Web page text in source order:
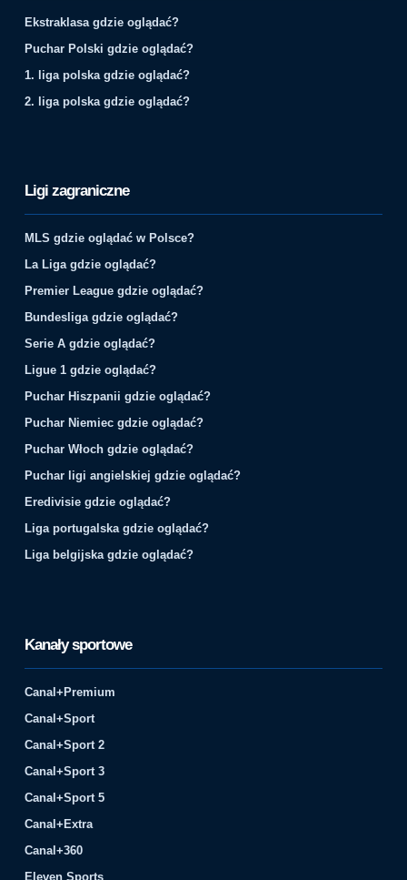
Ekstraklasa gdzie oglądać?
Puchar Polski gdzie oglądać?
1. liga polska gdzie oglądać?
2. liga polska gdzie oglądać?
Ligi zagraniczne
MLS gdzie oglądać w Polsce?
La Liga gdzie oglądać?
Premier League gdzie oglądać?
Bundesliga gdzie oglądać?
Serie A gdzie oglądać?
Ligue 1 gdzie oglądać?
Puchar Hiszpanii gdzie oglądać?
Puchar Niemiec gdzie oglądać?
Puchar Włoch gdzie oglądać?
Puchar ligi angielskiej gdzie oglądać?
Eredivisie gdzie oglądać?
Liga portugalska gdzie oglądać?
Liga belgijska gdzie oglądać?
Kanały sportowe
Canal+Premium
Canal+Sport
Canal+Sport 2
Canal+Sport 3
Canal+Sport 5
Canal+Extra
Canal+360
Eleven Sports